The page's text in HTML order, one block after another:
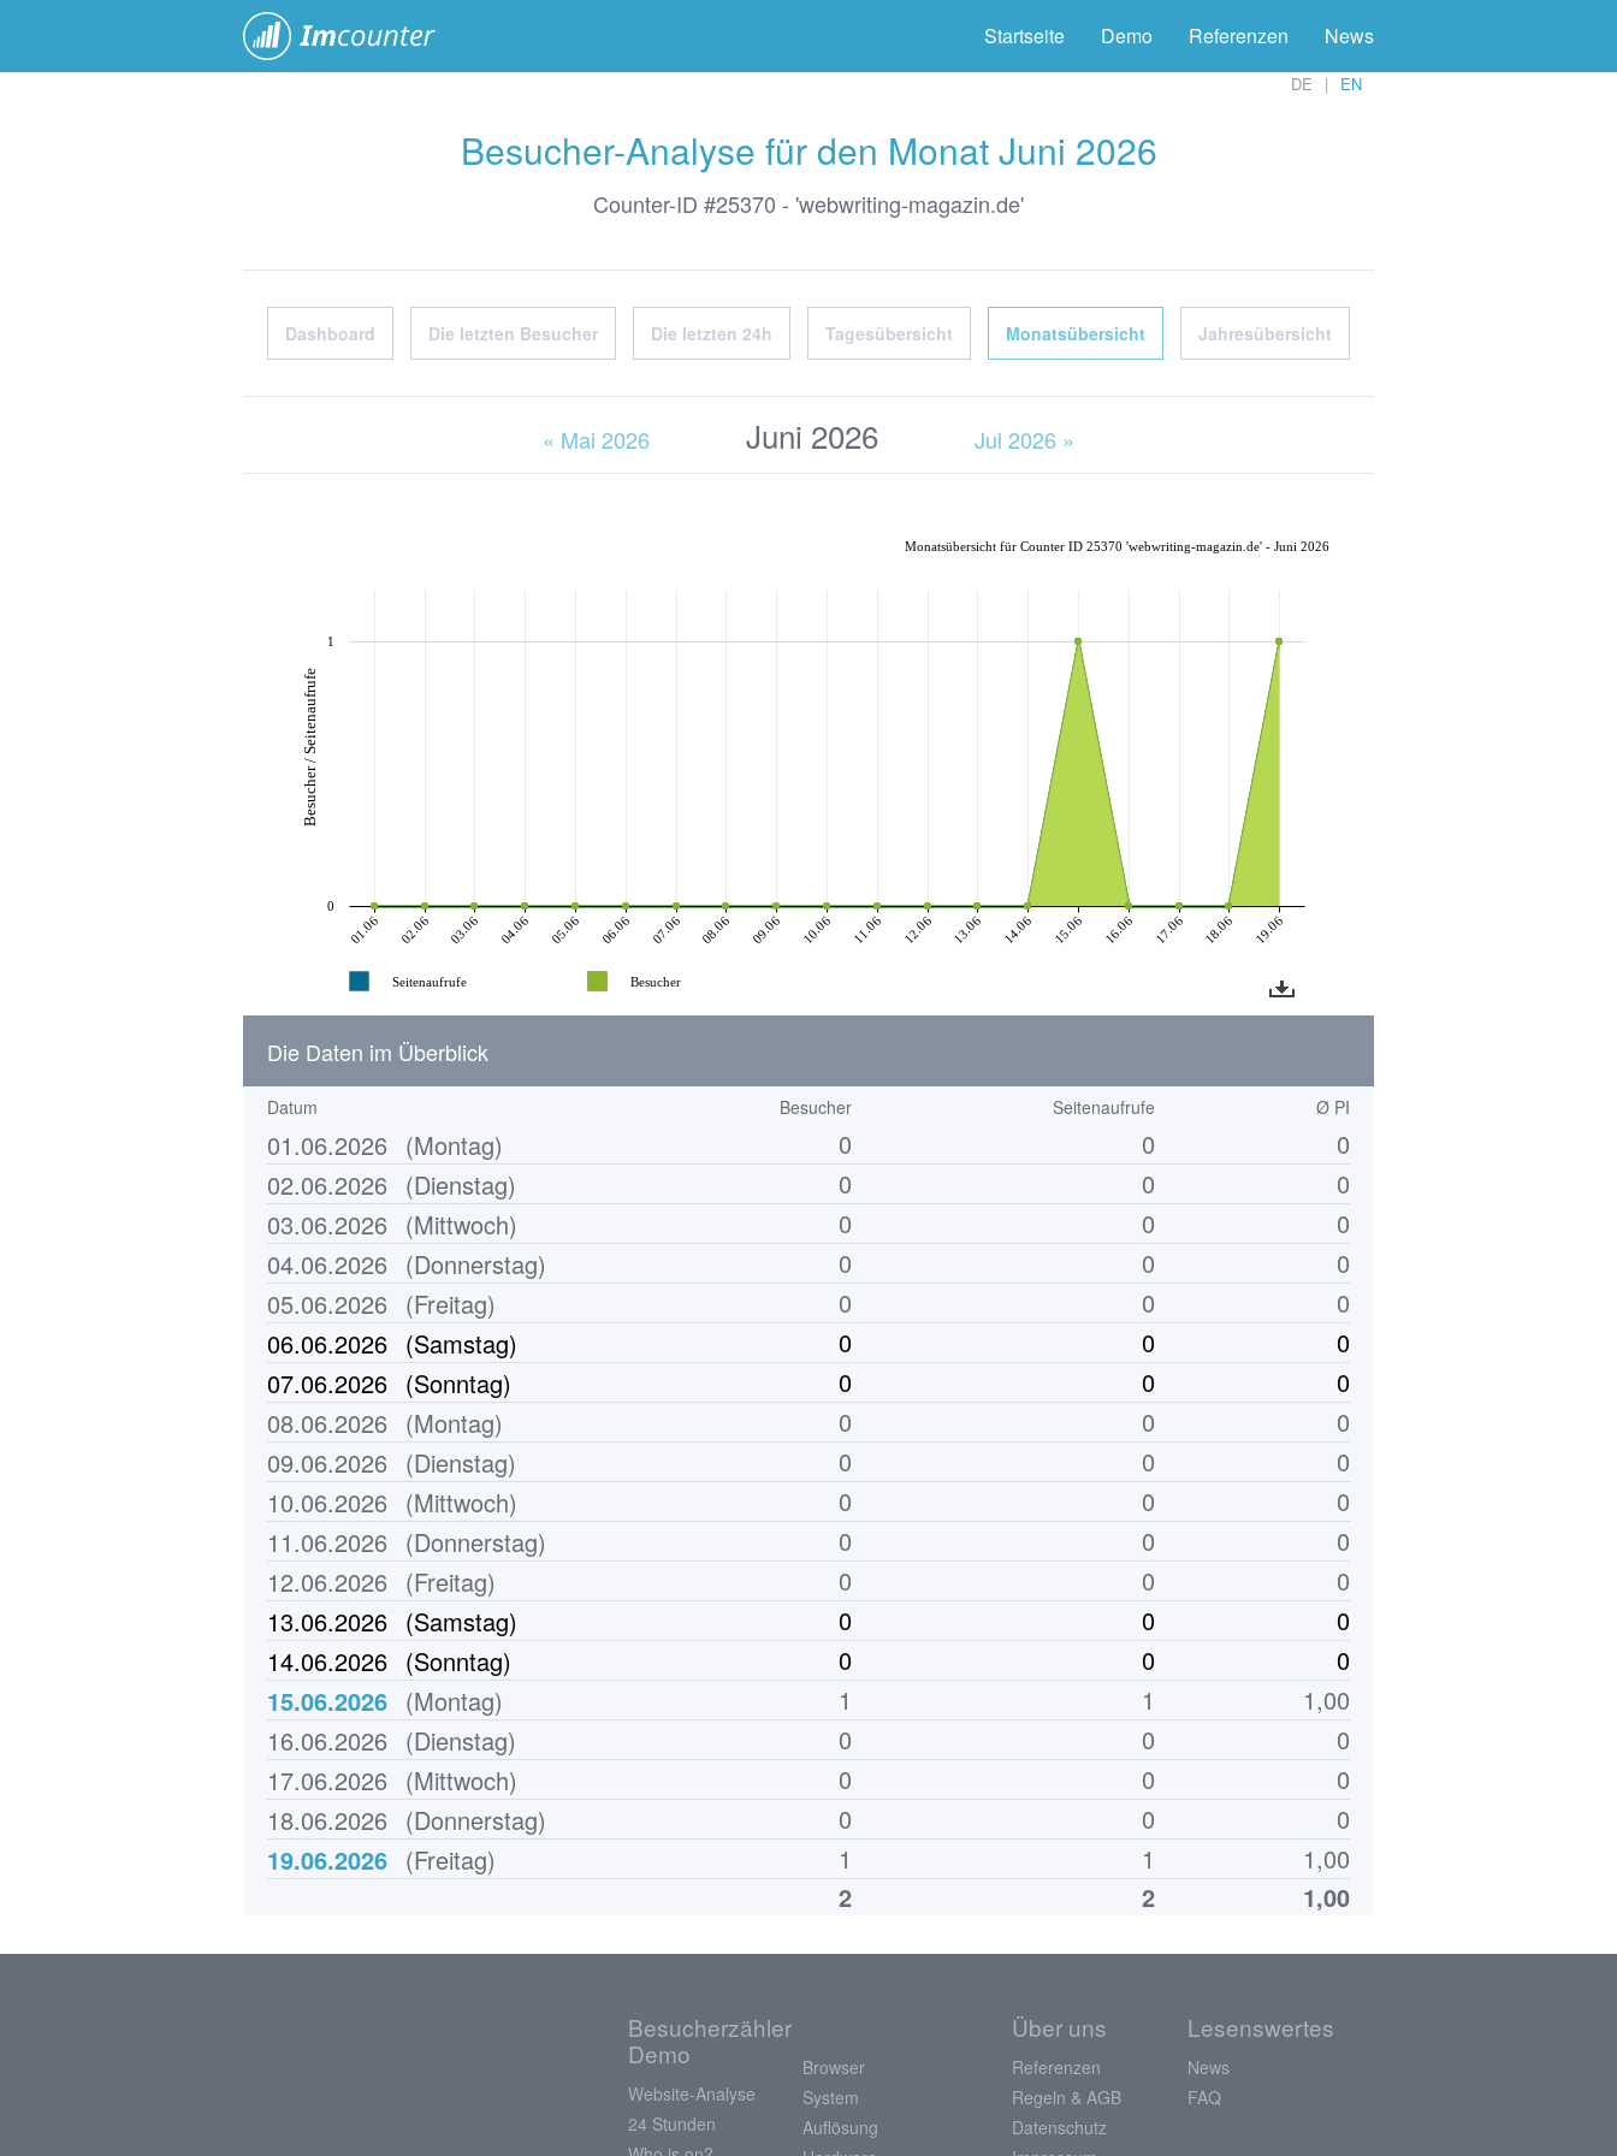
Startseite Demo Referenzen News
DE EN
Besucher-Analyse für den Monat Juni 2026
Counter-ID #25370 - 'webwriting-magazin.de'
Dashboard Die letzten Besucher Die letzten 24h Tagesübersicht Monatsübersicht Jahresübersicht
« Mai 2026 Juni 2026 Jul 2026 »
01.06 02.06 03.06 04.06 05.06 06.06 07.06 08.06 09.06 10.06 11.06 12.06 13.06 14.06 15.06 16.06 17.06 18.06 19.06
0
1
Besucher / Seitenaufrufe
Monatsübersicht für Counter ID 25370 'webwriting-magazin.de' - Juni 2026
Seitenaufrufe Besucher
Die Daten im Überblick
Datum Besucher Seitenaufrufe Ø PI
01.06.2026 (Montag) 0 0
0
02.06.2026 (Dienstag) 0 0
0
03.06.2026 (Mittwoch) 0 0
0
04.06.2026 (Donnerstag) 0 0
0
05.06.2026 (Freitag) 0 0
0
06.06.2026 (Samstag) 0 0
0
07.06.2026 (Sonntag) 0 0
0
08.06.2026 (Montag) 0 0
0
09.06.2026 (Dienstag) 0 0
0
10.06.2026 (Mittwoch) 0 0
0
11.06.2026 (Donnerstag) 0 0
0
12.06.2026 (Freitag) 0 0
0
13.06.2026 (Samstag) 0 0
0
14.06.2026 (Sonntag) 0 0
0
15.06.2026 (Montag) 1 1
1,00
16.06.2026 (Dienstag) 0 0
0
17.06.2026 (Mittwoch) 0 0
0
18.06.2026 (Donnerstag) 0 0
0
19.06.2026 (Freitag) 1 1
1,00
2
2 1,00
Besucherzähler
Demo
Website-Analyse
24 Stunden
Browser
System
Auflösung
Über uns
Referenzen
Regeln & AGB
Datenschutz
Lesenswertes
News
FAQ